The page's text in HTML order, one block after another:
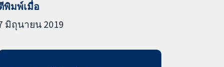
พิมพ์เมื่อ
มิถุนายน 2019